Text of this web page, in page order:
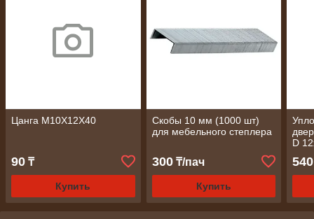
Цанга М10Х12Х40
90 ₸
Купить
Скобы 10 мм (1000 шт)
для мебельного степлера
300₸/пач
Купить
D
540